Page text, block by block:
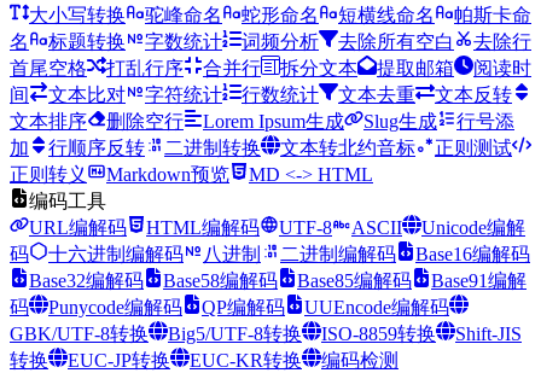
大小写转换
驼峰命名 蛇形命名 短横线命名
帕斯卡命
名
标题转换 字数统计 词频分析 去除所有空白
去除行
首尾空格
打乱行序 合并行 拆分文本 提取邮箱
阅读时
间
文本比对 字符统计 行数统计 文本去重
文本反转
文本排序
删除空行 Lorem Ipsum生成 Slug生成
行号添
加
行顺序反转 二进制转换 文本转北约音标
正则测试
正则转义
Markdown预览
MD <-> HTML
编码工具
URL编解码
HTML编解码 UTF-8 ASCII
Unicode编解
码
十六进制编解码 八进制 二进制编解码
Base16编解码
Base32编解码
Base58编解码 Base85编解码
Base91编解
码
Punycode编解码 QP编解码
UUEncode编解码
GBK/UTF-8转换
Big5/UTF-8转换 ISO-8859转换
Shift-JIS
转换
EUC-JP转换 EUC-KR转换
编码检测